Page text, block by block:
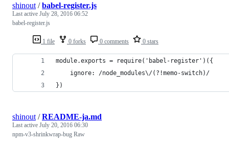
1 file 0 forks 0 comments 0 stars
shinout /babel-register.js
Last active July 28, 2016 06:52
babel-register.js
module.exports = require('babel-register')({
    ignore: /node_modules\/(?!memo-switch)/
})
shinout /README-ja.md
Last active July 20, 2016 06:30
npm-v3-shrinkwrap-bug Raw